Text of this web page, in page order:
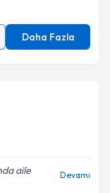
Daha Fazla
aile
Devamı